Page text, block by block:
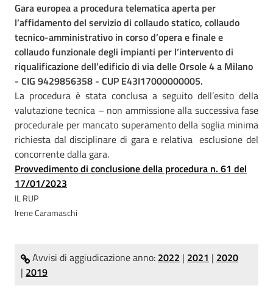
Gara europea a procedura telematica aperta per
l’affidamento del servizio di collaudo statico, collaudo
tecnico-amministrativo in corso d’opera e finale e
collaudo funzionale degli impianti per l’intervento di
riqualificazione dell’edificio di via delle Orsole 4 a Milano
- CIG 9429856358 - CUP E43I17000000005.
La procedura è stata conclusa a seguito dell’esito della
valutazione tecnica – non ammissione alla successiva fase
procedurale per mancato superamento della soglia minima
richiesta dal disciplinare di gara e relativa esclusione del
concorrente dalla gara.
Provvedimento di conclusione della procedura n. 61 del
17/01/2023
IL RUP
Irene Caramaschi
Avvisi di aggiudicazione anno: 2022 | 2021 | 2020
| 2019